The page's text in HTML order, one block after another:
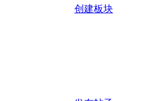
创建板块